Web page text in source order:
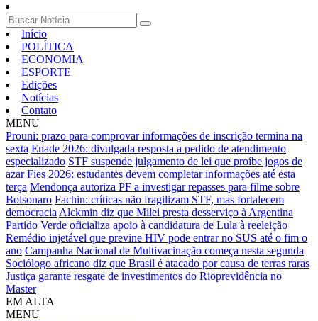
Início
POLÍTICA
ECONOMIA
ESPORTE
Edições
Notícias
Contato
MENU
Prouni: prazo para comprovar informações de inscrição termina na
sexta Enade 2026: divulgada resposta a pedido de atendimento
especializado STF suspende julgamento de lei que proíbe jogos de
azar Fies 2026: estudantes devem completar informações até esta
terça Mendonça autoriza PF a investigar repasses para filme sobre
Bolsonaro Fachin: críticas não fragilizam STF, mas fortalecem
democracia Alckmin diz que Milei presta desserviço à Argentina
Partido Verde oficializa apoio à candidatura de Lula à reeleição
Remédio injetável que previne HIV pode entrar no SUS até o fim o
ano Campanha Nacional de Multivacinação começa nesta segunda
Sociólogo africano diz que Brasil é atacado por causa de terras raras
Justiça garante resgate de investimentos do Rioprevidência no
Master
EM ALTA
MENU